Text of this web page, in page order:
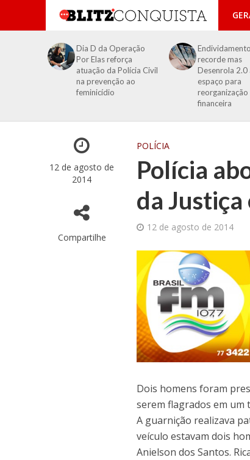
Dia D da Operação
Por Elas reforça
atuação da Polícia Civil
na prevenção ao
feminicídio
recorde mas
Desenrola 2.0
espaço para
reorganização
financeira
12 de agosto de
2014
Compartilhe
POLÍCIA
Polícia
da
12 de agosto de 2014
Dois homens foram
serem flagrados em um
A guarnição realizava
veículo estavam dois
Anielson dos Santos.